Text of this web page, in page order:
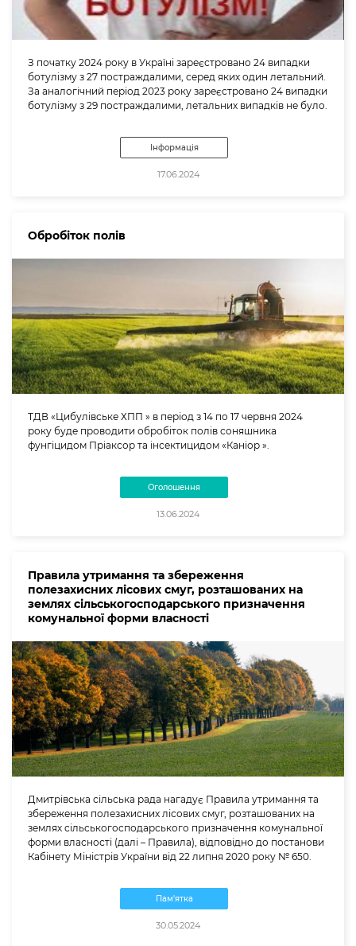
З початку 2024 року в Україні зареєстровано 24 випадки
ботулізму з 27 постраждалими, серед яких один летальний.
За аналогічний період 2023 року зареєстровано 24 випадки
ботулізму з 29 постраждалими, летальних випадків не було.
Інформація
17.06.2024
Обробіток полів
ТДВ «Цибулівське ХПП » в період з 14 по 17 червня 2024
року буде проводити обробіток полів соняшника
фунгіцидом Пріаксор та інсектицидом «Каніор ».
Оголошення
13.06.2024
Правила утримання та збереження
полезахисних лісових смуг, розташованих на
землях сільськогосподарського призначення
комунальної форми власності
Дмитрівська сільська рада нагадує Правила утримання та
збереження полезахисних лісових смуг, розташованих на
землях сільськогосподарського призначення комунальної
форми власності (далі – Правила), відповідно до постанови
Кабінету Міністрів України від 22 липня 2020 року № 650.
Пам'ятка
30.05.2024